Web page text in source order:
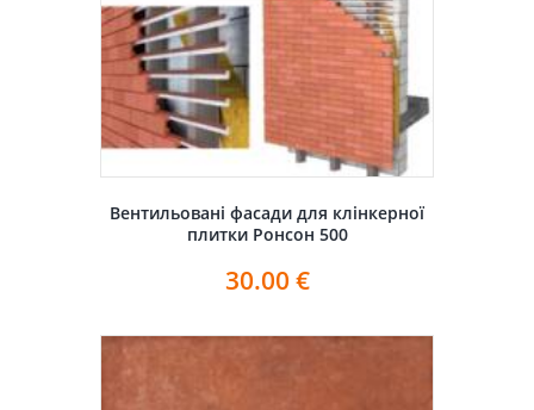
Вентильовані фасади для клінкерної
плитки Ронсон 500
30.00 €